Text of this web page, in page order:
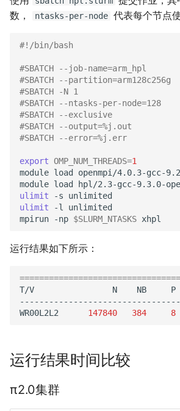
数，
ntasks-per-node 代表每个节点
#!/bin/bash
#SBATCH --job-name=arm_hpl
#SBATCH --partition=arm128c256g
#SBATCH -N 1
#SBATCH --ntasks-per-node=128
#SBATCH --exclusive
#SBATCH --output=%j.out
#SBATCH --error=%j.err
export OMP_NUM_THREADS=1
module load openmpi/4.0.3-gcc-
module load
ulimit
-s
ulimit
-l
unlimited
mpirun
-np $SLURM_NTASKS
运行结果如下所示：
T/V
N NB P
WR00L2L2
147840 384 8
运行结果时间比较
π2.0集群